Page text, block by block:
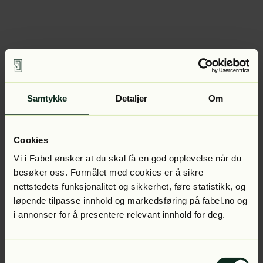
Samtykke Detaljer Om
Cookies
Vi i Fabel ønsker at du skal få en god opplevelse når du
besøker oss. Formålet med cookies er å sikre
nettstedets funksjonalitet og sikkerhet, føre statistikk, og
løpende tilpasse innhold og markedsføring på fabel.no og
i annonser for å presentere relevant innhold for deg.